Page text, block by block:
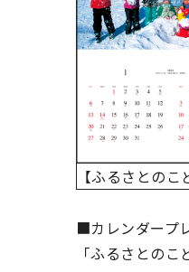
【ふるさとのこ
■カレンダープ
「ふるさとの